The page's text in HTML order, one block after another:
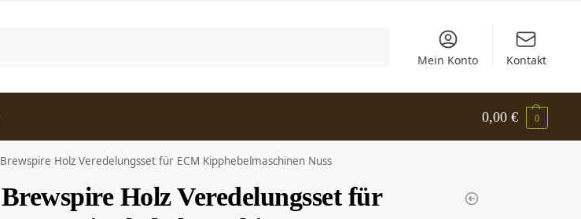
Mein Konto Kontakt
0,00€ 0
Brewspire Holz Veredelungsset für ECM Kipphebelmaschinen Nuss
Brewspire Holz Veredelungsset für